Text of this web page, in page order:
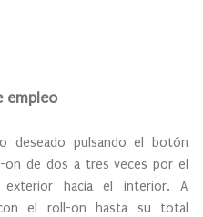
empleo
deseado pulsando el botón
on de dos a tres veces por el
hacia el interior. A
el roll-on hasta su total